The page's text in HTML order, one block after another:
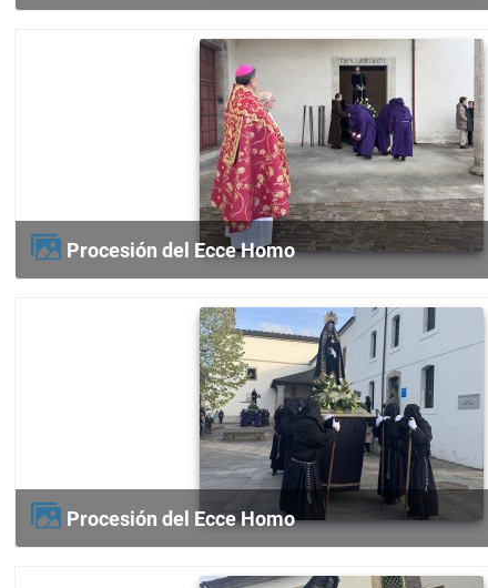
Procesión del Ecce Homo
Procesión del Ecce Homo